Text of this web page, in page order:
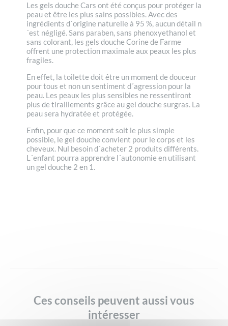
Les gels douche Cars ont été conçus pour protéger la
peau et être les plus sains possibles. Avec des
ingrédients d´origine naturelle à 95 %, aucun détail n
´est négligé. Sans paraben, sans phenoxyethanol et
sans colorant, les gels douche Corine de Farme
offrent une protection maximale aux peaux les plus
fragiles.
En effet, la toilette doit être un moment de douceur
pour tous et non un sentiment d´agression pour la
peau. Les peaux les plus sensibles ne ressentiront
plus de tiraillements grâce au gel douche surgras. La
peau sera hydratée et protégée.
Enfin, pour que ce moment soit le plus simple
possible, le gel douche convient pour le corps et les
cheveux. Nul besoin d´acheter 2 produits différents.
L´enfant pourra apprendre l´autonomie en utilisant
un gel douche 2 en 1.
Ces conseils peuvent aussi vous
intéresser